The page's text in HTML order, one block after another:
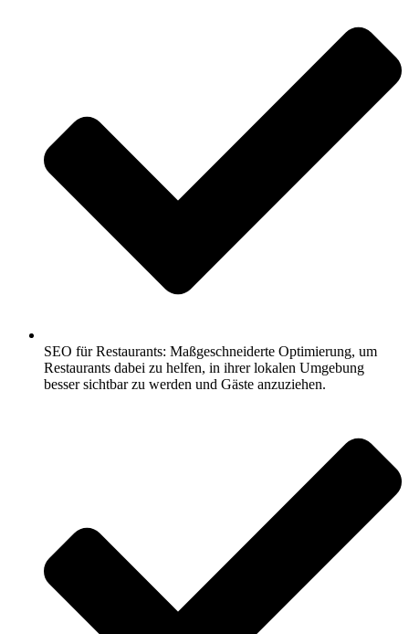
SEO für Restaurants: Maßgeschneiderte Optimierung, um
Restaurants dabei zu helfen, in ihrer lokalen Umgebung
besser sichtbar zu werden und Gäste anzuziehen.